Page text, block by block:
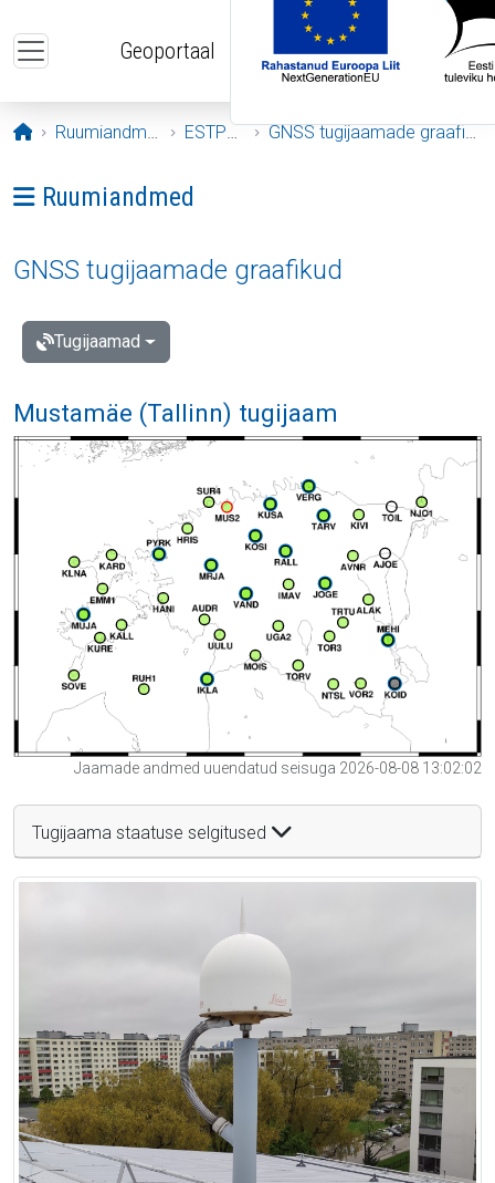
Geoportaal
Avaleht
Ruumiandmed ESTPOS GNSS tugijaamade graafikud
Ava menüü: Ruumiandmed
Ruumiandmed
GNSS tugijaamade graafikud
Tugijaamad
Mustamäe (Tallinn) tugijaam
Jaamade andmed uuendatud seisuga 2026-08-08 13:02:02
Tugijaama staatuse selgitused